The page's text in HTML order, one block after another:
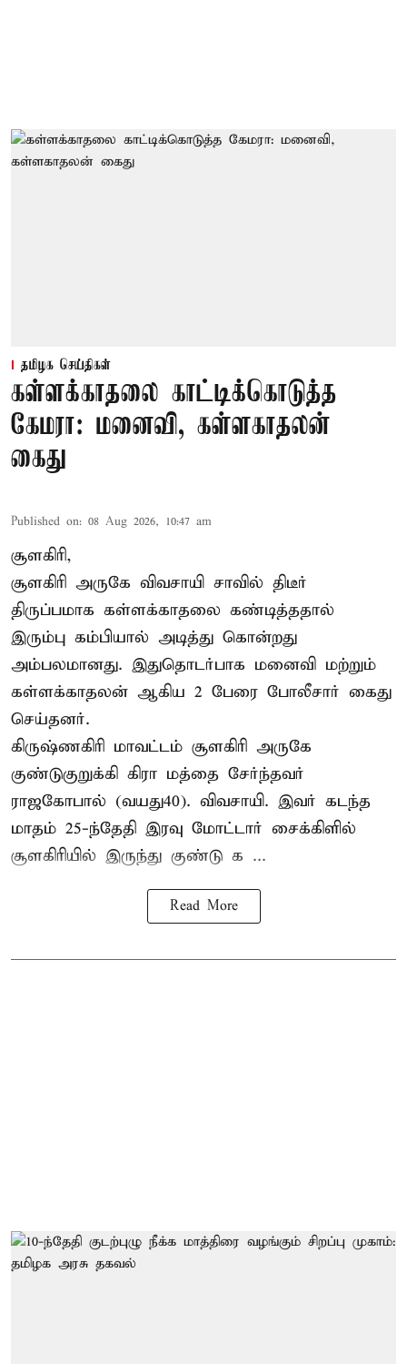
தமிழக செய்திகள்
கள்ளக்காதலை காட்டிக்கொடுத்த
கேமரா: மனைவி, கள்ளகாதலன்
கைது
Published on: 08 Aug 2026, 10:47 am
சூளகிரி,
சூளகிரி அருகே விவசாயி சாவில் திடீர்
திருப்பமாக கள்ளக்காதலை கண்டித்ததால்
இரும்பு கம்பியால் அடித்து கொன்றது
அம்பலமானது. இதுதொடர்பாக மனைவி மற்றும்
கள்ளக்காதலன் ஆகிய 2 பேரை போலீசார் கைது
செய்தனர்.
கிருஷ்ணகிரி மாவட்டம் சூளகிரி அருகே
குண்டுகுறுக்கி கிரா மத்தை சேர்ந்தவர்
ராஜகோபால் (வயது40). விவசாயி. இவர் கடந்த
மாதம் 25-ந்தேதி இரவு மோட்டார் சைக்கிளில்
சூளகிரியில் இருந்து குண்டு க ...
Read More